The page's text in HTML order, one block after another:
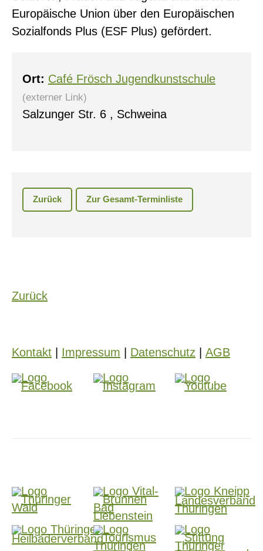
Europäische Union über den Europäischen
Sozialfonds Plus (ESF Plus) gefördert.
Ort: Café Frösch Jugendkunstschule
(externer Link)
Salzunger Str. 6 , Schweina
Zurück Zur Gesamt-Terminliste
Zurück
Kontakt Impressum Datenschutz AGB